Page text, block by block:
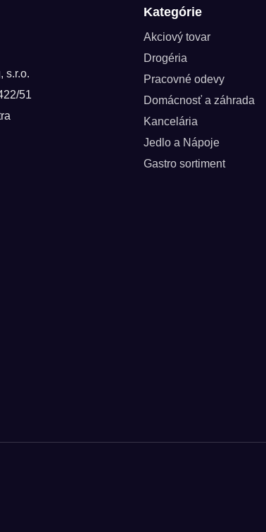
s.r.o.
51
Kategórie
Akciový tovar
Drogéria
Pracovné odevy
Domácnosť a záhrada
Kancelária
Jedlo a Nápoje
Gastro sortiment